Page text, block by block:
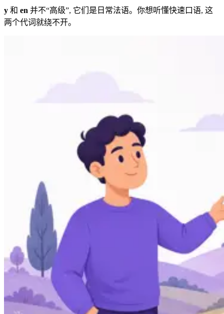
y 和 en 并不“高级”, 它们是日常法语。你想听懂快速口语, 这
两个代词就绕不开。